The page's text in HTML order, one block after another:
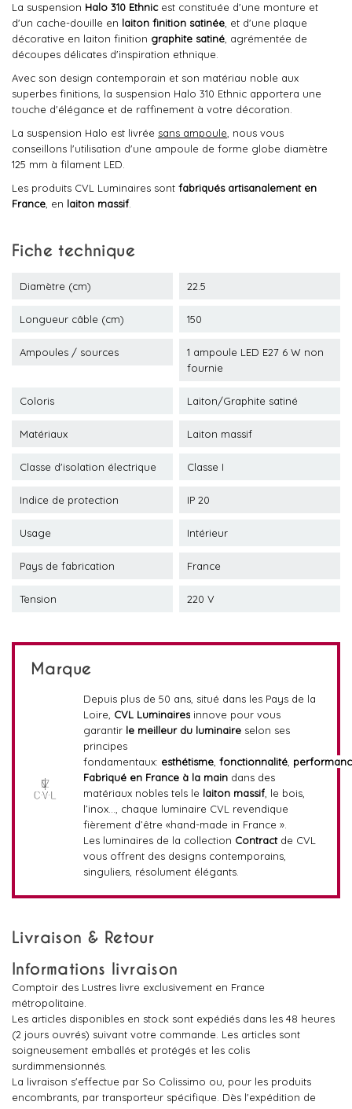
La suspension Halo 310 Ethnic est constituée d'une monture et
d'un cache-douille en laiton finition satinée , et d'une plaque
décorative en laiton finition graphite satiné , agrémentée de
découpes délicates d'inspiration ethnique.
Avec son design contemporain et son matériau noble aux
superbes finitions, la suspension Halo 310 Ethnic apportera une
touche d'élégance et de raffinement à votre décoration.
La suspension Halo est livrée sans ampoule , nous vous
conseillons l'utilisation d'une ampoule de forme globe diamètre
125 mm à filament LED.
Les produits CVL Luminaires sont fabriqués artisanalement en
France , en laiton massif.
Fiche technique
Diamètre (cm) 22.5
Longueur câble (cm) 150
Ampoules / sources
1 ampoule LED E27 6 W non
fournie
Coloris Laiton/Graphite satiné
Matériaux Laiton massif
Classe d'isolation électrique Classe I
Indice de protection IP 20
Usage Intérieur
Pays de fabrication France
Tension 220 V
Marque
Depuis plus de 50 ans, situé dans les Pays de la
Loire, CVL Luminairesinnove pour vous
garantir le meilleur du luminaireselon ses
principes
fondamentaux: esthétisme, fonctionnalité,
Fabriqué en France à la maindans des
matériaux nobles tels le laiton massif, le bois,
l’inox…, chaque luminaire CVL revendique
fièrement d’être «hand-made in France ».
Les luminaires de la collection Contractde CVL
vous offrent des designs contemporains,
singuliers, résolument élégants.
Livraison & Retour
Informations livraison
Comptoir des Lustres livre exclusivement en France
métropolitaine.
Les articles disponibles en stock sont expédiés dans les 48 heures
(2 jours ouvrés) suivant votre commande. Les articles sont
soigneusement emballés et protégés et les colis
surdimmensionnés.
La livraison s'effectue par So Colissimo ou, pour les produits
encombrants, par transporteur spécifique. Dès l'expédition de